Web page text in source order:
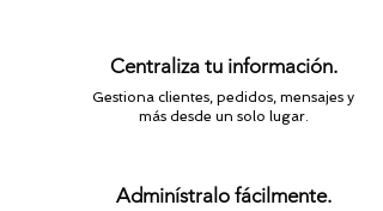
Centraliza tu información.
Gestiona clientes, pedidos, mensajes y
más desde un solo lugar.
Adminístralo fácilmente.